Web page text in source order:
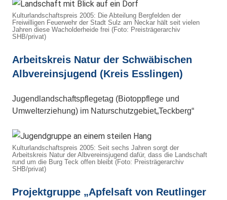
Kulturlandschaftspreis 2005: Die Abteilung Bergfelden der
Freiwilligen Feuerwehr der Stadt Sulz am Neckar hält seit vielen
Jahren diese Wacholderheide frei (Foto: Preisträgerarchiv
SHB/privat)
Arbeitskreis Natur der Schwäbischen
Albvereinsjugend (Kreis Esslingen)
Jugendlandschaftspflegetag (Biotoppflege und
Umwelterziehung) im Naturschutz­ge­biet„Teckberg“
Kulturlandschaftspreis 2005: Seit sechs Jahren sorgt der
Arbeitskreis Natur der Albvereinsjugend dafür, dass die Landschaft
rund um die Burg Teck offen bleibt (Foto: Preisträgerarchiv
SHB/privat)
Projektgruppe „Apfelsaft von Reutlinger